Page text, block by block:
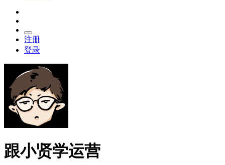
注册
登录
跟小贤学运营